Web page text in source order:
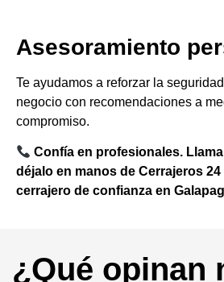
Asesoramiento
Te ayudamos a reforzar la
negocio con recomendaciones a
compromiso.
Confía en profesionales. Llama
déjalo en manos de Cerrajeros
cerrajero de confianza en
¿Qué opinan